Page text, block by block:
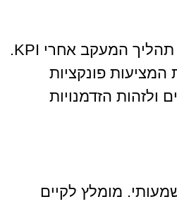
שימוש בכלים דיגיטליים חינמיים או בתשלום נמוך יכול לשדרג את כל תהליך המעקב אחרי KPI.
המציעות פונקציות
ולזהות הזדמנויות
מומלץ לקיים